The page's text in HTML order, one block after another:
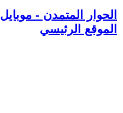
الحوار المتمدن - موبايل
الموقع الرئيسي